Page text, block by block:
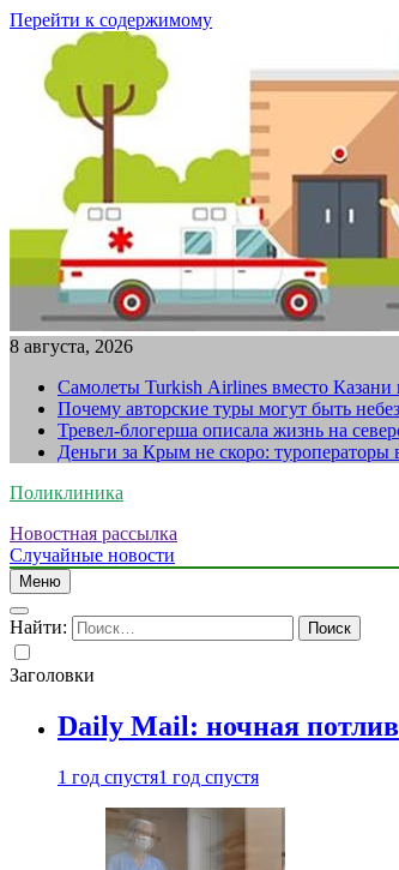
Перейти к содержимому
8 августа, 2026
Самолеты Turkish Airlines вместо Казани
Почему авторские туры могут быть
Тревел-блогерша описала жизнь на
Деньги за Крым не скоро: туроператоры
Поликлиника
Новостная рассылка
Случайные новости
Меню
Найти:
Заголовки
Daily Mail: ночная
1 год спустя1 год спустя